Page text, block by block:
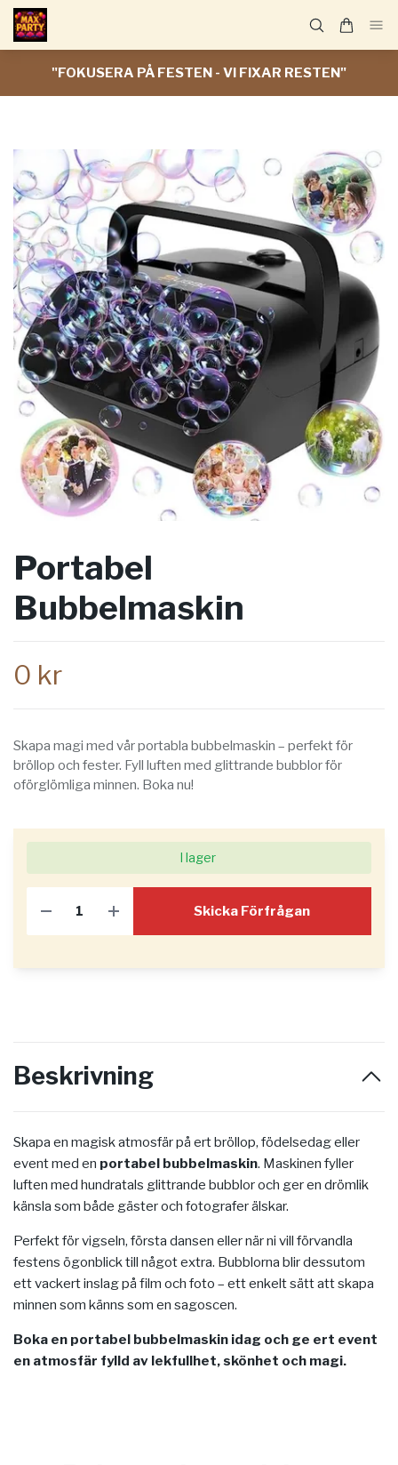
"FOKUSERA PÅ FESTEN - VI FIXAR RESTEN"
Portabel
Bubbelmaskin
0 kr
Skapa magi med vår portabla bubbelmaskin – perfekt för
bröllop och fester. Fyll luften med glittrande bubblor för
oförglömliga minnen. Boka nu!
I lager
Skicka Förfrågan
Beskrivning
Skapa en magisk atmosfär på ert bröllop, födelsedag eller
event med en portabel bubbelmaskin. Maskinen fyller
luften med hundratals glittrande bubblor och ger en drömlik
känsla som både gäster och fotografer älskar.
Perfekt för vigseln, första dansen eller när ni vill förvandla
festens ögonblick till något extra. Bubblorna blir dessutom
ett vackert inslag på film och foto – ett enkelt sätt att skapa
minnen som känns som en sagoscen.
Boka en portabel bubbelmaskin idag och ge ert event
en atmosfär fylld av lekfullhet, skönhet och magi.